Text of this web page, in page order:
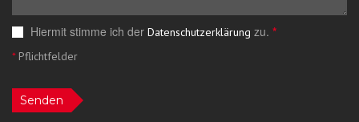
Hiermit stimme ich der Datenschutzerklärung zu. *
*Pflichtfelder
Senden